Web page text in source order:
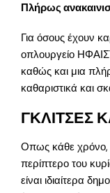
Πλήρως
Για όσους έχουν
οπλουργείο
καθώς και μια
καθαριστικά και
ΓΚΛΙΤΣΕΣ
Οπως κάθε χρόνο,
περίπτερο του
είναι ιδιαίτερα